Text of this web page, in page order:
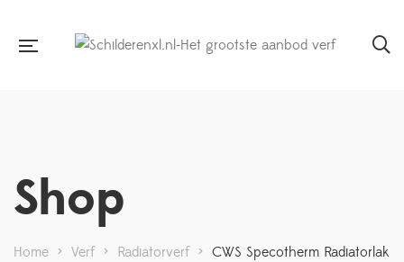
Shop
Home > Verf > Radiatorverf > CWS Specotherm Radiatorlak